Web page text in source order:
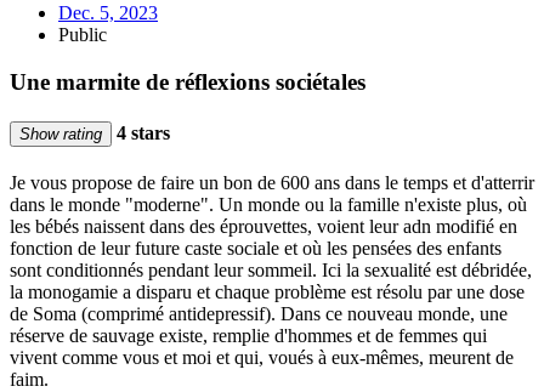
Dec. 5, 2023
Public
Une marmite de réflexions sociétales
Show rating 4 stars
Je vous propose de faire un bon de 600 ans dans le temps et d'atterrir
dans le monde "moderne". Un monde ou la famille n'existe plus, où
les bébés naissent dans des éprouvettes, voient leur adn modifié en
fonction de leur future caste sociale et où les pensées des enfants
sont conditionnés pendant leur sommeil. Ici la sexualité est débridée,
la monogamie a disparu et chaque problème est résolu par une dose
de Soma (comprimé antidepressif). Dans ce nouveau monde, une
réserve de sauvage existe, remplie d'hommes et de femmes qui
vivent comme vous et moi et qui, voués à eux-mêmes, meurent de
faim.